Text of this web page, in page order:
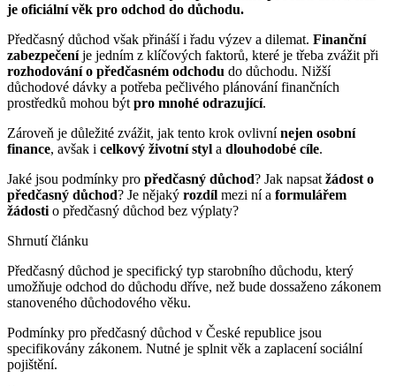
je oficiální věk pro odchod do důchodu.
Předčasný důchod však přináší i řadu výzev a dilemat. Finanční
zabezpečeníje jedním z klíčových faktorů, které je třeba zvážit při
rozhodování o předčasném odchodu do důchodu. Nižší
důchodové dávky a potřeba pečlivého plánování finančních
prostředků mohou být pro mnohé odrazující.
Zároveň je důležité zvážit, jak tento krok ovlivnínejen osobní
finance, avšak i celkový životní styl a dlouhodobé cíle.
Jaké jsou podmínky pro předčasný důchod? Jak napsat žádost o
předčasný důchod? Je nějaký rozdíl mezi ní a formulářem
žádosti o předčasný důchod bez výplaty?
Shrnutí článku
Předčasný důchod je specifický typ starobního důchodu, který
umožňuje odchod do důchodu dříve, než bude dossaženo zákonem
stanoveného důchodového věku.
Podmínky pro předčasný důchod v České republice jsou
specifikovány zákonem. Nutné je splnit věk a zaplacení sociální
pojištění.